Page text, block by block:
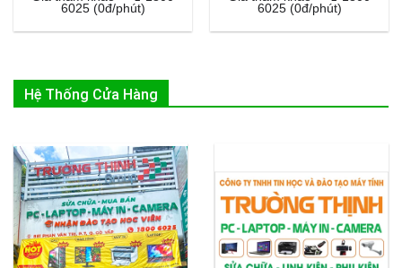
là:
450.000₫.
250.000₫.
6025 (0đ/phút)
là:
500.000₫.
6025 (0đ/phút)
Hệ Thống Cửa Hàng